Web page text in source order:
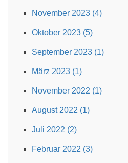
November 2023 (4)
Oktober 2023 (5)
September 2023 (1)
März 2023 (1)
November 2022 (1)
August 2022 (1)
Juli 2022 (2)
Februar 2022 (3)